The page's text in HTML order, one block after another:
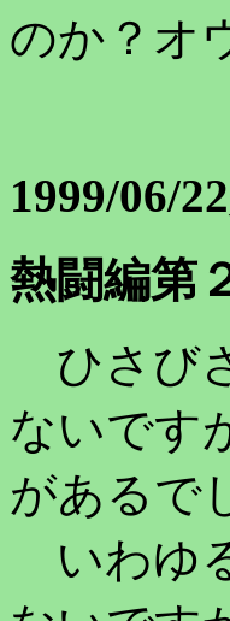
のか？オ
1999/06/
熱闘編第
ひさび
ないです
があるで
いわゆ